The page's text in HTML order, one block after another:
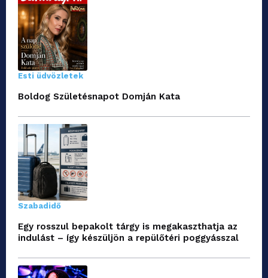
Esti üdvözletek
Boldog Születésnapot Domján Kata
Szabadidő
Egy rosszul bepakolt tárgy is megakaszthatja az
indulást – így készüljön a repülőtéri poggyásszal